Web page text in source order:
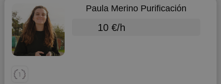
Paula Merino Purificación
10 €/h